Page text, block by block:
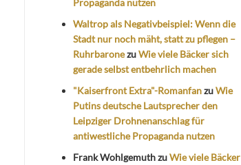
Propaganda nutzen
Waltrop als Negativbeispiel: Wenn die
Stadt nur noch mäht, statt zu pflegen –
RuhrbaronezuWie viele Bäcker sich
gerade selbst entbehrlich machen
"Kaiserfront Extra"-RomanfanzuWie
Putins deutsche Lautsprecher den
Leipziger Drohnenanschlag für
antiwestliche Propaganda nutzen
Frank WohlgemuthzuWie viele Bäcker